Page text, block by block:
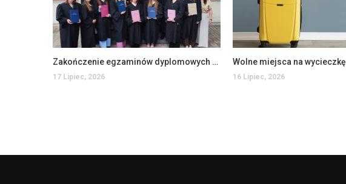
Zakończenie egzaminów dyplomowych na Wydziale Ekonomii i Zarządzania
17 Lipiec, 2026
Wolne miejsca na wycieczkę
16 Lipiec, 2026